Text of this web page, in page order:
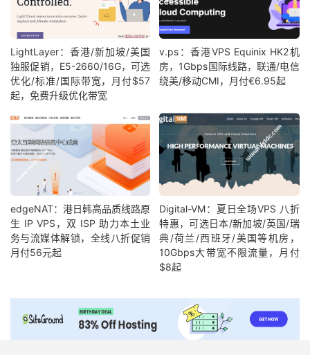
LightLayer：香港/新加坡/美国
独服促销，E5-2660/16G，可选
优化/标准/国际带宽，月付$57
起，免费升级优化带宽
v.ps：香港VPS Equinix HK2机
房，1Gbps国际线路，联通/电信
绕美/移动CMI，月付€6.95起
edgeNAT：港日韩高品质线路原
生 IP VPS，双 ISP 助力本土业
务与流媒体解锁，全线八折促销
月付56元起
Digital-VM：夏日全场VPS 八折
特惠，可选日本/新加坡/英国/瑞
典/荷兰/西班牙/美国等机房，
10Gbps大带宽不限流量，月付
$8起